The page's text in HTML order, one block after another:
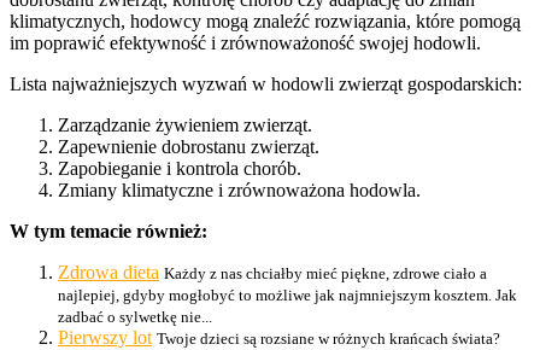
klimatycznych, hodowcy mogą znaleźć rozwiązania, które pomogą
im poprawić efektywność i zrównoważoność swojej hodowli.
Lista najważniejszych wyzwań w hodowli zwierząt gospodarskich:
Zarządzanie żywieniem zwierząt.
Zapewnienie dobrostanu zwierząt.
Zapobieganie i kontrola chorób.
Zmiany klimatyczne i zrównoważona hodowla.
W tym temacie również:
Zdrowa dieta Każdy z nas chciałby mieć piękne, zdrowe ciało a
najlepiej, gdyby mogłobyć to możliwe jak najmniejszym kosztem. Jak
zadbać o sylwetkę nie...
Pierwszy lot Twoje dzieci są rozsiane w różnych krańcach świata?